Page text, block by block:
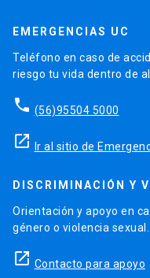
EMERGENCIAS UC
Teléfono en caso de
riesgo tu vida dentro de
phone (56)95504 5000
launch Ir al sitio de
DISCRIMINACIÓN Y
Orientación y apoyo en
género o violencia sexual.
launch Contacto para apoyo